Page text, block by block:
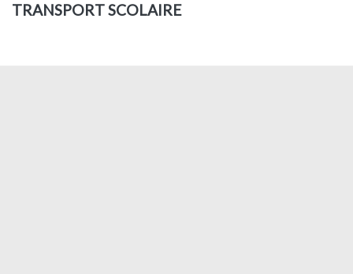
TRANSPORT SCOLAIRE